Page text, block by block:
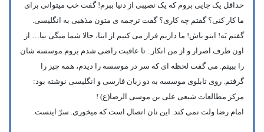
حداقل یک جایی بروم که یک نصیبی از دنیا ببرم! گفت خب میتوانی برای
ما کار کنی؟ گفتم چه کاری؟ گفت ترجمه ی متون مذهبی به انگلیسی.
گفتم بَه! اینو باش! ما داریم فرار می کنیم از اینا، حالا شما میگی بیا… از
اون طرف اصرار و از من انکار.. تا عاقبت راضی شدم بروم موسسه شان
را ببینم. می گفت لحظه ای که سر در موسسه را دیدم، همه چیز را
گرفتم. روی تابلوی موسسه به دو زبان فارسی و انگلیسی نوشته بود:
مرکز مطالعات شیعی علی بن موسی الرضا(ع) !
امام رضا ولت نمی کند. این نان اتصال است که میخوری. سرّ اینست.